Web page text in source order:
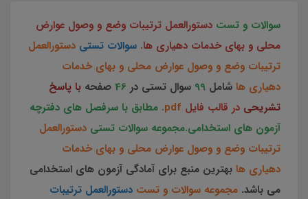
سوالات و تست دستورالعمل ترتیبات وضع و وصول عوارض
محلی و بهای خدمات دهیاری ها. سوالات تستی دستورالعمل
ترتیبات وضع و وصول عوارض محلی و بهای خدمات
دهیاری ها شامل 99 سوال تستی در 46 صفحه با پاسخ
تشریحی در قالب فایل pdf
. مطابق با سرفصل های دفترچه
آزمون های استخدامی.مجموعه سوالات تستی دستورالعمل
ترتیبات وضع و وصول عوارض محلی و بهای خدمات
دهیاری ها بهترین منبع برای آمادگی آزمون های استخدامی
می باشد. مجموعه سوالات و تست دستورالعمل ترتیبات